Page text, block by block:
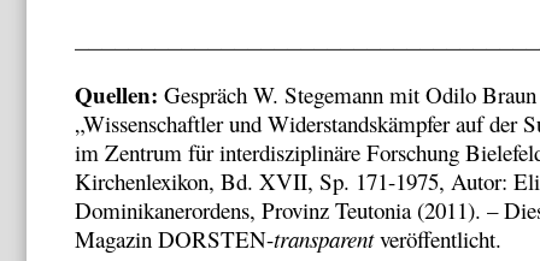
Quellen: Gespräch W. Stegemann mit Odilo
„Wissenschaftler und Widerstandskämpfer auf der
im Zentrum für interdisziplinäre Forschung
Kirchenlexikon, Bd. XVII, Sp. 171-1975, Autor:
Dominikanerordens, Provinz Teutonia (2011). –
Magazin DORSTEN-transparentveröffentlicht.